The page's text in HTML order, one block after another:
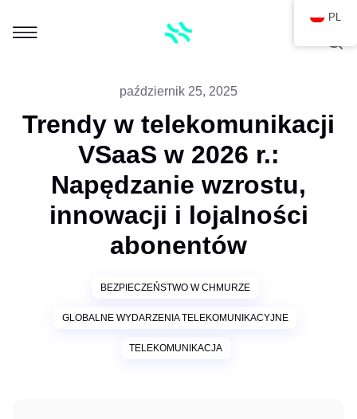
październik 25, 2025
Trendy w telekomunikacji
VSaaS w 2026 r.:
Napędzanie wzrostu,
innowacji i lojalności
abonentów
BEZPIECZEŃSTWO W CHMURZE
GLOBALNE WYDARZENIA TELEKOMUNIKACYJNE
TELEKOMUNIKACJA
PL